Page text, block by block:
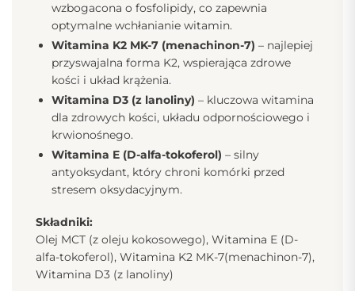
wzbogacona o fosfolipidy, co zapewnia
optymalne wchłanianie witamin.
Witamina K2 MK-7 (menachinon-7) – najlepiej
przyswajalna forma K2, wspierająca zdrowe
kości i układ krążenia.
Witamina D3 (z lanoliny) – kluczowa witamina
dla zdrowych kości, układu odpornościowego i
krwionośnego.
Witamina E (D-alfa-tokoferol) – silny
antyoksydant, który chroni komórki przed
stresem oksydacyjnym.
Składniki:
Olej MCT (z oleju kokosowego), Witamina E (D-
alfa-tokoferol), Witamina K2 MK-7(menachinon-7),
Witamina D3 (z lanoliny)